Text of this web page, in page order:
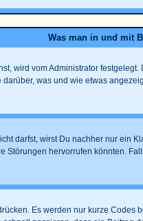
Was man in und mit
wird vom Administrator
was und wie etwas
darfst, wirst Du nachher nur ein
hervorrufen könnten.
Es werden nur kurze